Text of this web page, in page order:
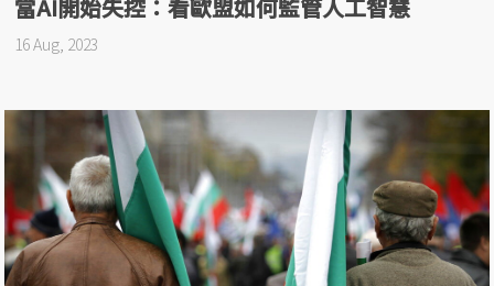
當AI開始失控：看歐盟如何監管人工智慧
16 Aug, 2023